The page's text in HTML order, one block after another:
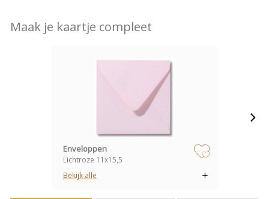
Maak je kaartje compleet
zet op verlanglijstje
Enveloppen
Lichtroze 11x15,5
Bekijk alle